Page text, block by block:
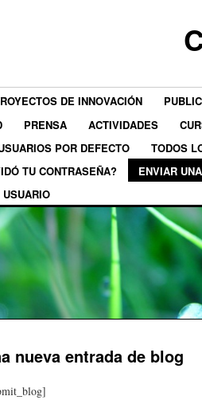
DE INNOVACIÓN
PRENSA ACTIVIDADES
POR DEFECTO
TODOS
TU CONTRASEÑA?
ENVIAR
nueva entrada de blog